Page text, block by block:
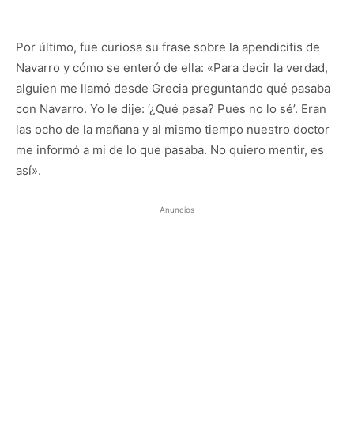
Por último, fue curiosa su frase sobre la apendicitis de
Navarro y cómo se enteró de ella: «Para decir la verdad,
alguien me llamó desde Grecia preguntando qué pasaba
con Navarro. Yo le dije: ‘¿Qué pasa? Pues no lo sé’. Eran
las ocho de la mañana y al mismo tiempo nuestro doctor
me informó a mi de lo que pasaba. No quiero mentir, es
así».
Anuncios